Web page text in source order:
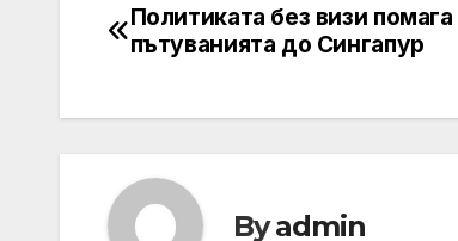
Post
Политиката без визи помага
пътуванията до Сингапур
Byadmin